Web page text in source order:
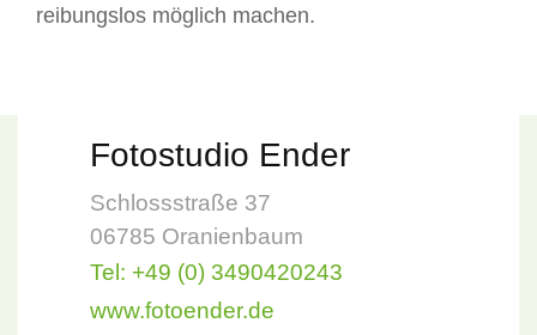
reibungslos möglich machen.
Fotostudio Ender
Schlossstraße 37
06785 Oranienbaum
Tel: +49 (0) 3490420243
www.fotoender.de